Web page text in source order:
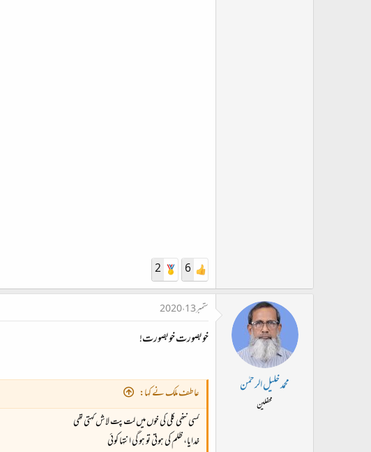
6
2
محمد خلیل الرحمٰن
محفلین
ستمبر 13، 2020
خوبصورت خوبصورت!
عاطف ملک نے کہا:
کسی ننھی کلی کی خوں میں لت پت لاش کہتی تھی
خدایا، ظلم کی ہوتی تو ہو گی انتہا کوئی